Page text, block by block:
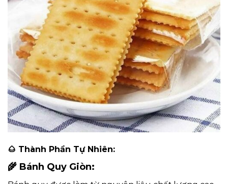
🌰 Thành Phần Tự Nhiên:
🌾 Bánh Quy Giòn: